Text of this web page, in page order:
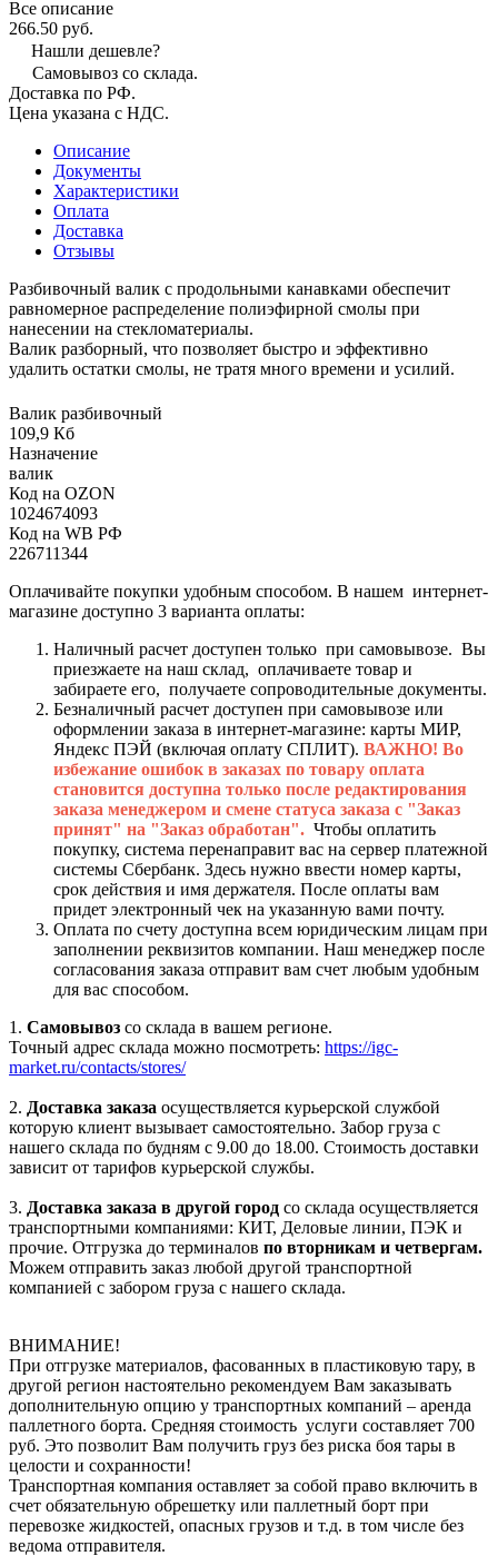
Все описание
266.50 руб.
Нашли дешевле?
Самовывоз со склада.
Доставка по РФ.
Цена указана с НДС.
Описание
Документы
Характеристики
Оплата
Доставка
Отзывы
Разбивочный валик с продольными канавками обеспечит
равномерное распределение полиэфирной смолы при
нанесении на стекломатериалы.
Валик разборный, что позволяет быстро и эффективно
удалить остатки смолы, не тратя много времени и усилий.
Валик разбивочный
109,9 Кб
Назначение
валик
Код на OZON
1024674093
Код на WB РФ
226711344
Оплачивайте покупки удобным способом. В нашем интернет-
магазине доступно 3 варианта оплаты:
Наличный расчет доступен только при самовывозе. Вы
приезжаете на наш склад, оплачиваете товар и
забираете его, получаете сопроводительные документы.
Безналичный расчет доступен при самовывозе или
оформлении заказа в интернет-магазине: карты МИР,
Яндекс ПЭЙ (включая оплату СПЛИТ). ВАЖНО! Во
избежание ошибок в заказах по товару оплата
становится доступна только после редактирования
заказа менеджером и смене статуса заказа с "Заказ
принят" на "Заказ обработан". Чтобы оплатить
покупку, система перенаправит вас на сервер платежной
системы Сбербанк. Здесь нужно ввести номер карты,
срок действия и имя держателя. После оплаты вам
придет электронный чек на указанную вами почту.
Оплата по счету доступна всем юридическим лицам при
заполнении реквизитов компании. Наш менеджер после
согласования заказа отправит вам счет любым удобным
для вас способом.
1. Самовывоз со склада в вашем регионе.
Точный адрес склада можно посмотреть: https://igc-
market.ru/contacts/stores/
2. Доставка заказа осуществляется курьерской службой
которую клиент вызывает самостоятельно. Забор груза с
нашего склада по будням с 9.00 до 18.00. Стоимость доставки
зависит от тарифов курьерской службы.
3. Доставка заказа в другой город со склада осуществляется
транспортными компаниями: КИТ, Деловые линии, ПЭК и
прочие. Отгрузка до терминалов по вторникам и четвергам.
Можем отправить заказ любой другой транспортной
компанией с забором груза с нашего склада.
ВНИМАНИЕ!
При отгрузке материалов, фасованных в пластиковую тару, в
другой регион настоятельно рекомендуем Вам заказывать
дополнительную опцию у транспортных компаний – аренда
паллетного борта. Средняя стоимость услуги составляет 700
руб. Это позволит Вам получить груз без риска боя тары в
целости и сохранности!
Транспортная компания оставляет за собой право включить в
счет обязательную обрешетку или паллетный борт при
перевозке жидкостей, опасных грузов и т.д. в том числе без
ведома отправителя.